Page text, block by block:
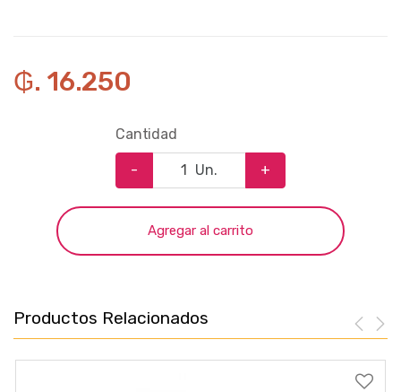
₲. 16.250
Cantidad
- Un. +
Agregar al carrito
Productos Relacionados